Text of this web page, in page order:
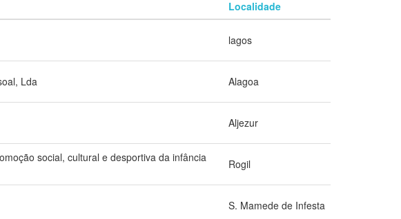
Localidade
lagos
Lda Alagoa
Aljezur
social, cultural e desportiva da infância
Rogil
S. Mamede de Infesta